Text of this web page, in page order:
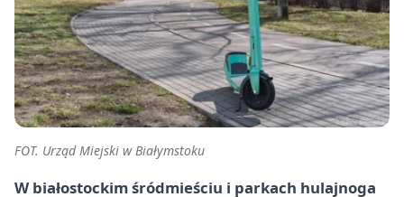
FOT. Urząd Miejski w Białymstoku
W białostockim śródmieściu i parkach hulajnoga